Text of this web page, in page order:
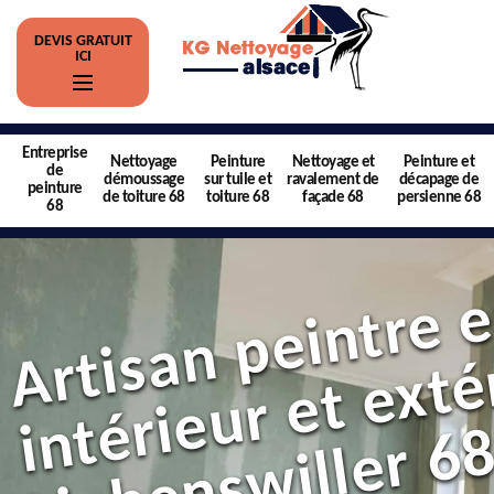
DEVIS GRATUIT
ICI
Entreprise
de
peinture
68
Nettoyage
démoussage
de toiture 68
Peinture
sur tuile et
toiture 68
Nettoyage et
ravalement de
façade 68
Peinture et
décapage de
persienne 68